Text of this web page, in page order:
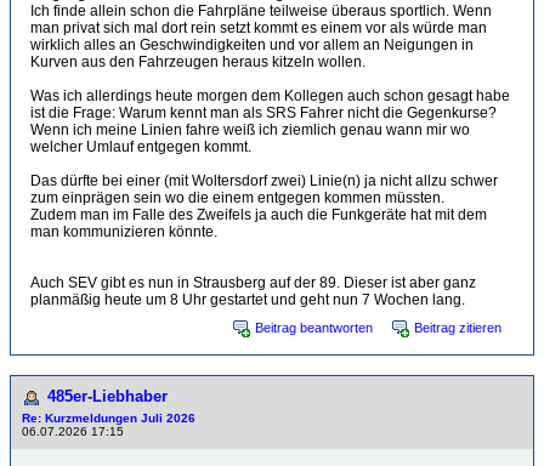
Ich finde allein schon die Fahrpläne teilweise überaus sportlich. Wenn
man privat sich mal dort rein setzt kommt es einem vor als würde man
wirklich alles an Geschwindigkeiten und vor allem an Neigungen in
Kurven aus den Fahrzeugen heraus kitzeln wollen.
Was ich allerdings heute morgen dem Kollegen auch schon gesagt habe
ist die Frage: Warum kennt man als SRS Fahrer nicht die Gegenkurse?
Wenn ich meine Linien fahre weiß ich ziemlich genau wann mir wo
welcher Umlauf entgegen kommt.
Das dürfte bei einer (mit Woltersdorf zwei) Linie(n) ja nicht allzu schwer
zum einprägen sein wo die einem entgegen kommen müssten.
Zudem man im Falle des Zweifels ja auch die Funkgeräte hat mit dem
man kommunizieren könnte.
Auch SEV gibt es nun in Strausberg auf der 89. Dieser ist aber ganz
planmäßig heute um 8 Uhr gestartet und geht nun 7 Wochen lang.
Beitrag beantworten Beitrag zitieren
485er-Liebhaber
Re: Kurzmeldungen Juli 2026
06.07.2026 17:15